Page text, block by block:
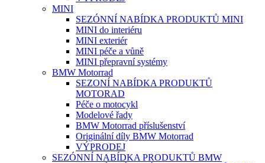
MINI
SEZÓNNÍ NABÍDKA PRODUKTŮ MINI
MINI do interiéru
MINI exteriér
MINI péče a vůně
MINI přepravní systémy
BMW Motorrad
SEZONÍ NABÍDKA PRODUKTŮ
MOTORAD
Péče o motocykl
Modelové řady
BMW Motorrad příslušenství
Originální díly BMW Motorrad
VÝPRODEJ
SEZÓNNÍ NABÍDKA PRODUKTŮ BMW